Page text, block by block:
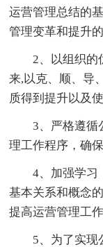
运营管理总结的
管理变革和提升
2、以组织的
来,以克、顺、导
质得到提升以及
3、严格遵循
理工作程序，确
4、加强学习
基本关系和概念
提高运营管理工
5、为了实现